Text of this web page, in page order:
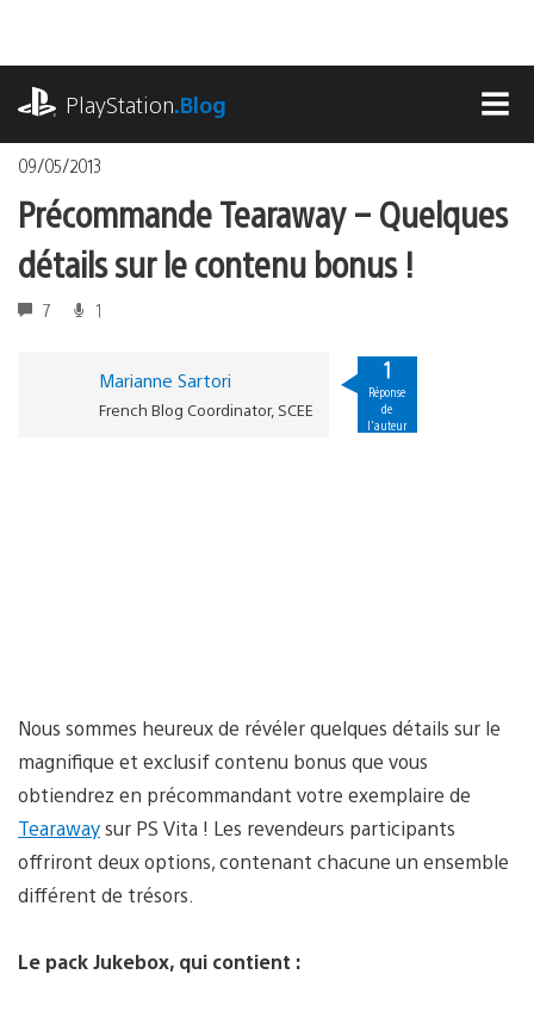
contenu
PlayStation.Blog
09/05/2013
Précommande Tearaway – Quelques
détails sur le contenu bonus !
7 1
Marianne Sartori
French Blog Coordinator, SCEE
1
Réponse
de
l'auteur
Nous sommes heureux de révéler quelques détails sur le
magnifique et exclusif contenu bonus que vous
obtiendrez en précommandant votre exemplaire de
Tearawaysur PS Vita ! Les revendeurs participants
offriront deux options, contenant chacune un ensemble
différent de trésors.
Le pack Jukebox, qui contient :